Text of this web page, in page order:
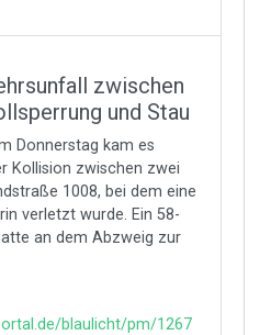
zwischen
und Stau
Donnerstag kam es
Kollision zwischen zwei
1008, bei dem eine
verletzt wurde. Ein 58-
an dem Abzweig zur
blaulicht/pm/1267